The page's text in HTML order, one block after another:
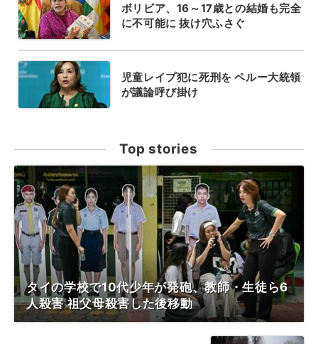
ボリビア、16～17歳との結婚も完全
に不可能に 抜け穴ふさぐ
児童レイプ犯に死刑を ペルー大統領
が議論呼び掛け
Top stories
タイの学校で10代少年が発砲、教師・生徒ら6
人殺害 祖父母殺害した後移動